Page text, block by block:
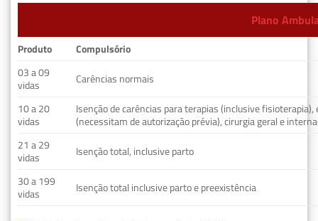
Plano
Produto
Compulsório
03 a 09
vidas
Carências normais
10 a 20
vidas
Isenção de carências para terapias (inclusive fisioterapia),
(necessitam de autorização prévia), cirurgia geral e
21 a 29
vidas
Isenção total, inclusive parto
30 a 199
vidas
Isenção total inclusive parto e preexistência